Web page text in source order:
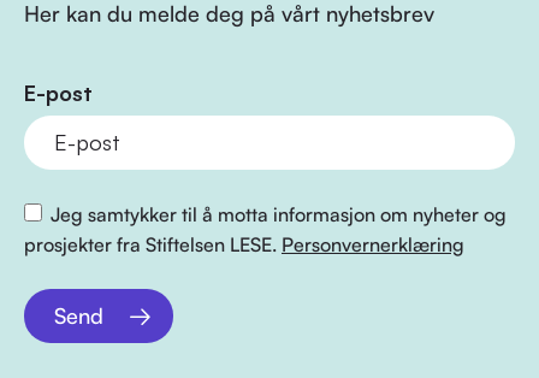
Her kan du melde deg på vårt nyhetsbrev
E-post
Jeg samtykker til å motta informasjon om nyheter og
prosjekter fra Stiftelsen LESE. Personvernerklæring
Send